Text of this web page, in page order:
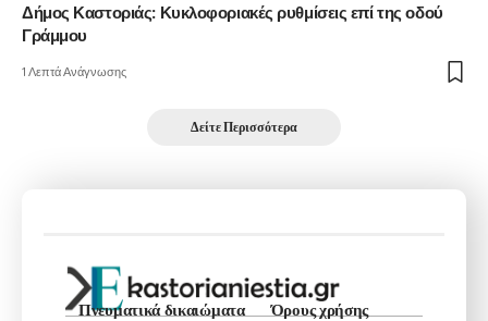
Δήμος Καστοριάς: Κυκλοφοριακές ρυθμίσεις επί της οδού
Γράμμου
1 Λεπτά Ανάγνωσης
Δείτε Περισσότερα
Πνευματικά δικαιώματα
Όρους χρήσης